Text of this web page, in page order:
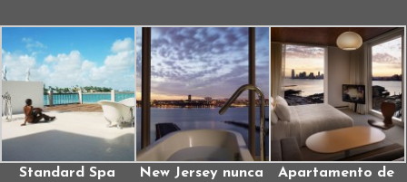
Standard Spa
New Jersey nunca
Apartamento de